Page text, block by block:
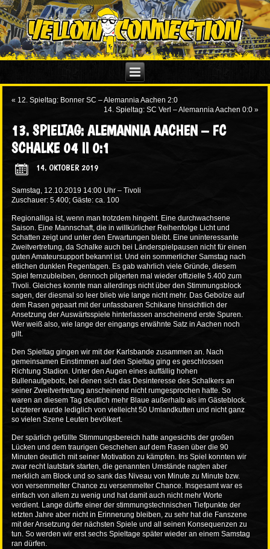
« 12. Spieltag: Bonner SC – Alemannia Aachen 2:0
14. Spieltag: SC Verl – Alemannia Aachen 0:0»
13. SPIELTAG: ALEMANNIA AACHEN – FC
SCHALKE 04 II 0:1
14. OKTOBER 2019
Samstag, 12.10.2019 14:00 Uhr – Tivoli
Zuschauer: 5.400; Gäste: ca. 100
Regionalliga ist, wenn man trotzdem hingeht. Eine durchwachsene
Saison. Eine Mannschaft, die in willkürlicher Reihenfolge Licht und
Schatten zeigt und unter den Erwartungen bleibt. Eine uninteressante
Zweitvertretung, da Schalke auch bei Länderspielpausen nicht für einen
guten Amateursupport bekannt ist. Und ein sommerlicher Samstag nach
etlichen dunklen Regentagen. Es gab wahrlich viele Gründe, diesem
Spiel fernzubleiben, dennoch pilgerten mal wieder offizielle 5.400 zum
Tivoli. Gleiches konnte man allerdings nicht über den Stimmungsblock
sagen, der diesmal so leer blieb wie lange nicht mehr. Das Gebolze auf
dem Rasen gepaart mit der unfassbaren Schikane hinsichtlich der
Ansetzung der Auswärtsspiele hinterlassen anscheinend erste Spuren.
Wer weiß also, wie lange der eingangs erwähnte Satz in Aachen noch
gilt.
Den Spieltag gingen wir mit der Karlsbande zusammen an. Nach
gemeinsamen Einstimmen auf den Spieltag ging es geschlossen
Richtung Stadion. Unter den Augen eines auffällig hohen
Bullenaufgebots, bei denen sich das Desinteresse des Schalkers an
seiner Zweitvertretung anscheinend nicht rumgesprochen hatte. So
waren an diesem Tag deutlich mehr Blaue außerhalb als im Gästeblock.
Letzterer wurde lediglich von vielleicht 50 Umlandkutten und nicht ganz
so vielen Szene Leuten bevölkert.
Der spärlich gefüllte Stimmungsbereich hatte angesichts der großen
Lücken und dem traurigen Geschehen auf dem Rasen über die 90
Minuten deutlich mit seiner Motivation zu kämpfen. Ins Spiel konnten wir
zwar recht lautstark starten, die genannten Umstände nagten aber
merklich am Block und so sank das Niveau von Minute zu Minute bzw.
von versemmelter Chance zu versemmelter Chance. Insgesamt war es
einfach von allem zu wenig und hat damit auch nicht mehr Worte
verdient. Lange dürfte einer der stimmungstechnischen Tiefpunkte der
letzten Jahre aber nicht in Erinnerung bleiben, zu sehr hat die Fanszene
mit der Ansetzung der nächsten Spiele und all seinen Konsequenzen zu
tun. So werden wir erst sechs Spieltage später wieder an einem Samstag
ran dürfen.